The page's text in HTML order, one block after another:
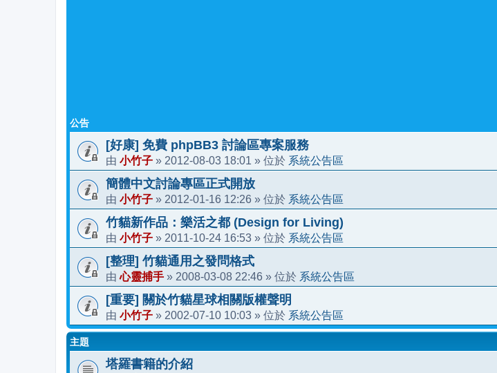
公告
[好康] 免費 phpBB3 討論區專案服務
由 小竹子 » 2012-08-03 18:01 » 位於 系統公告區
簡體中文討論專區正式開放
由 小竹子 » 2012-01-16 12:26 » 位於 系統公告區
竹貓新作品：樂活之都 (Design for Living)
由 小竹子 » 2011-10-24 16:53 » 位於 系統公告區
[整理] 竹貓通用之發問格式
由心靈捕手 » 2008-03-08 22:46 » 位於 系統公告區
[重要] 關於竹貓星球相關版權聲明
由 小竹子 » 2002-07-10 10:03 » 位於 系統公告區
主題
塔羅書籍的介紹